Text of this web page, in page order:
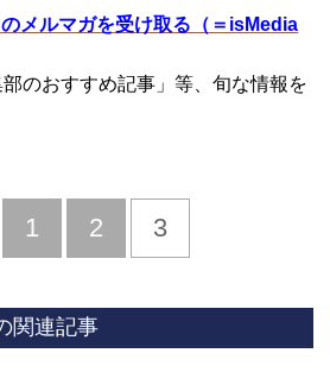
メルマガを受け取る（＝isMedia
部のおすすめ記事」等、旬な情報を
前
1 2 3
関連記事